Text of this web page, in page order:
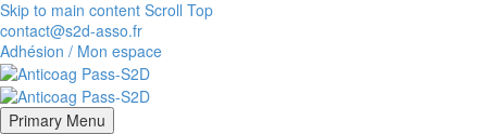
Skip to main content Scroll Top
contact@s2d-asso.fr
Adhésion / Mon espace
Primary Menu